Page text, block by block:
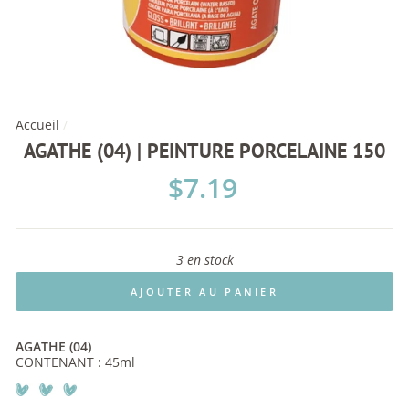
Accueil /
AGATHE (04) | PEINTURE PORCELAINE 150
Prix
régulier
$7.19
3 en stock
AJOUTER AU PANIER
AGATHE (04)
CONTENANT : 45ml